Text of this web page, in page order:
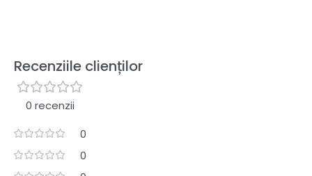
Recenziile clienților
0 recenzii
0
0